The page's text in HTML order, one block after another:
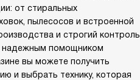
от стиральных
пылесосов и встроенной
и строгий контроль
надежным помощником
вы можете получить
и выбрать технику, которая